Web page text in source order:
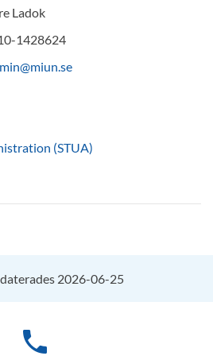
Ladok
1428624
(STUA)
2026-06-25
phone